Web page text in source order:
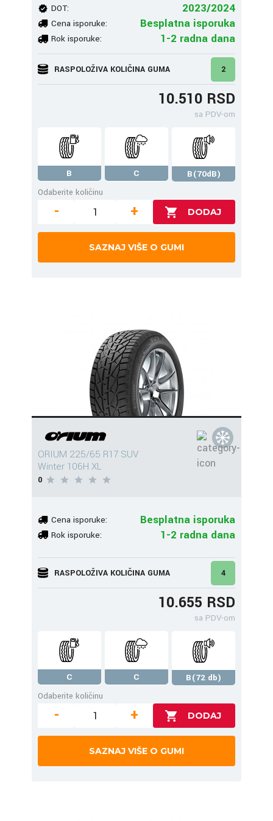
DOT: 2023/2024
Cena isporuke: Besplatna isporuka
Rok isporuke: 1-2 radna dana
RASPOLOŽIVA KOLIČINA GUMA 2
10.510 RSD
sa PDV-om
B C
B(70dB)
Odaberite količinu
- +
SAZNAJ VIŠE O GUMI
ORIUM 225/65 R17 SUV
Winter 106H XL
0
Cena isporuke: Besplatna isporuka
Rok isporuke: 1-2 radna dana
RASPOLOŽIVA KOLIČINA GUMA 4
10.655 RSD
sa PDV-om
C C
B(72 db)
Odaberite količinu
- +
SAZNAJ VIŠE O GUMI